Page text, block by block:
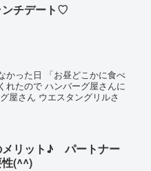
ンチデート♡
かった日 「お昼どこかに食べ
れたので ハンバーグ屋さんに
屋さん ウエスタングリルさ
メリット♪ パートナー
(^^)